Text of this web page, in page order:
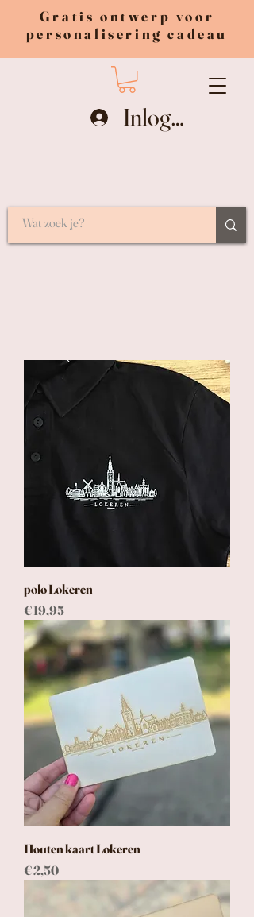
Gratis ontwerp voor
personalisering cadeau
Inloggen
polo Lokeren
Prijs
€ 19,95
Houten kaart Lokeren
Prijs
€ 2,50